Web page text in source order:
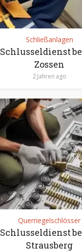
Schließanlagen
Schlusseldienst
Zossen
2 Jahren ago
Querriegelschlösser
Schlusseldienst
Strausberg